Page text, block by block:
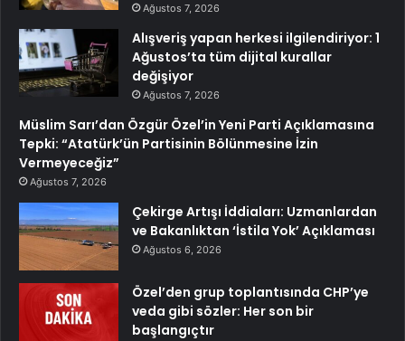
Ağustos 7, 2026
Alışveriş yapan herkesi ilgilendiriyor: 1
Ağustos’ta tüm dijital kurallar
değişiyor
Ağustos 7, 2026
Müslim Sarı’dan Özgür Özel’in Yeni Parti Açıklamasına
Tepki: “Atatürk’ün Partisinin Bölünmesine İzin
Vermeyeceğiz”
Ağustos 7, 2026
Çekirge Artışı İddiaları: Uzmanlardan
ve Bakanlıktan ‘İstila Yok’ Açıklaması
Ağustos 6, 2026
Özel’den grup toplantısında CHP’ye
veda gibi sözler: Her son bir
başlangıçtır